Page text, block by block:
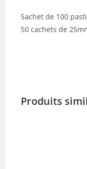
Sachet de 100
50 cachets de
Produits